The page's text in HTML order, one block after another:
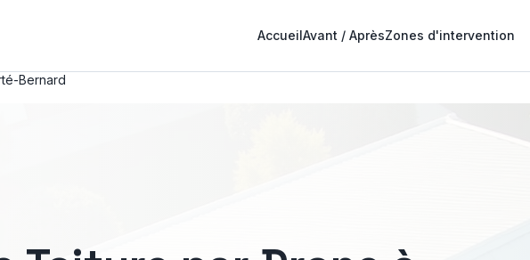
AccueilAvant / AprèsZones d'intervention
Bernard